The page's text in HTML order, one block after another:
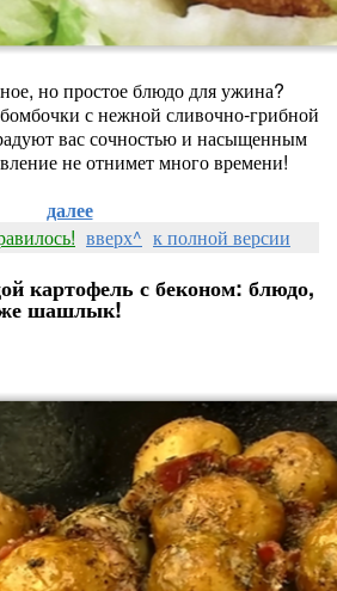
но простое блюдо для ужина?
с нежной сливочно‑грибной
вас сочностью и насыщенным
не отнимет много времени!
далее
вверх^ к полной версии
картофель с беконом: блюдо,
шашлык!